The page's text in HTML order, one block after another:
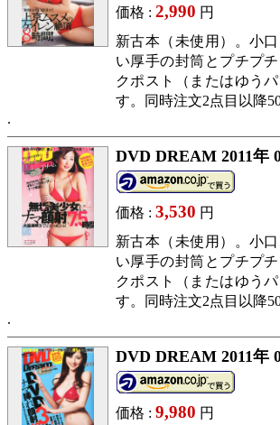
価格 : 2,990 円
新古本（未使用）。小
い厚手の封筒とプチプ
クポスト（またはゆう
す。同時注文2点目以降
DVD DREAM 2011年
価格 : 3,530 円
新古本（未使用）。小
い厚手の封筒とプチプ
クポスト（またはゆう
す。同時注文2点目以降
DVD DREAM 2011年
価格 : 9,980 円